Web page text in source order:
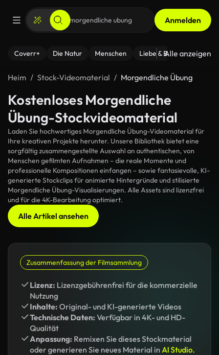
Anmelden
Coverr+ Die Natur Menschen Liebe & Beziehungen
Alle anzeigen
Heim Stock-Videomaterial Morgendliche Übung
Kostenloses Morgendliche
Übung-Stockvideomaterial
Laden Sie hochwertiges Morgendliche Übung-Videomaterial für
Ihre kreativen Projekte herunter. Unsere Bibliothek bietet eine
sorgfältig zusammengestellte Auswahl an authentischen, von
Menschen gefilmten Aufnahmen – die reale Momente und
professionelle Kompositionen einfangen – sowie fantasievolle, KI-
generierte Stockclips für animierte Hintergründe und stilisierte
Morgendliche Übung-Visualisierungen. Alle Assets sind lizenzfrei
und für die 4K-Bearbeitung optimiert.
Alle Artikel ansehen
Zusammenfassung der Filmsammlung
Lizenz: Lizenzgebührenfrei für die kommerzielle
Nutzung
Inhalte: Original- und KI-generierte Videos
Technische Daten: Verfügbar in 4K- und HD-
Qualität
Anpassung: Remixen Sie dieses Stockmaterial
oder generieren Sie neues Material in AI Studio.